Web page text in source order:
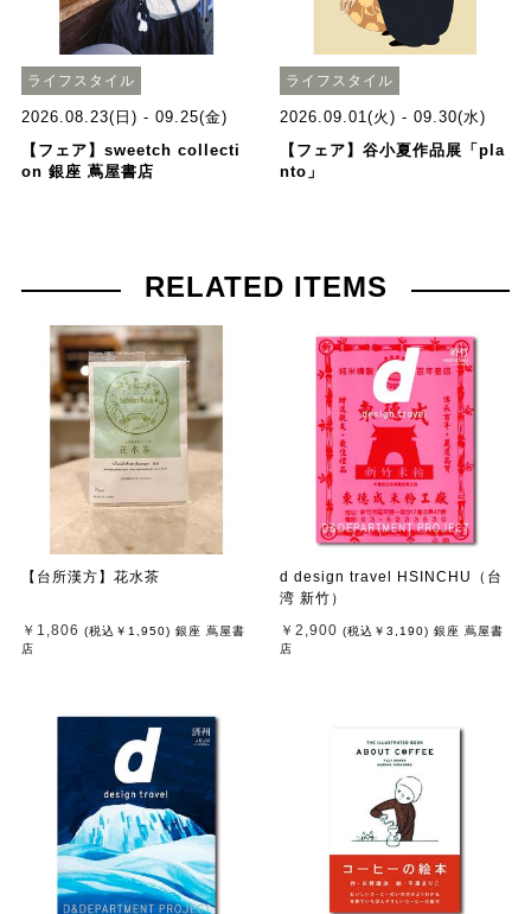
ライフスタイル
2026.08.23(日) - 09.25(金)
【フェア】sweetch collecti
on 銀座 蔦屋書店
ライフスタイル
2026.09.01(火) - 09.30(水)
【フェア】谷小夏作品展「pla
nto」
RELATED ITEMS
【台所漢方】花水茶
￥1,806 (税込 ￥1,950) 銀座 蔦屋書
店
d design travel HSINCHU（台
湾 新竹）
￥2,900 (税込 ￥3,190) 銀座 蔦屋書
店